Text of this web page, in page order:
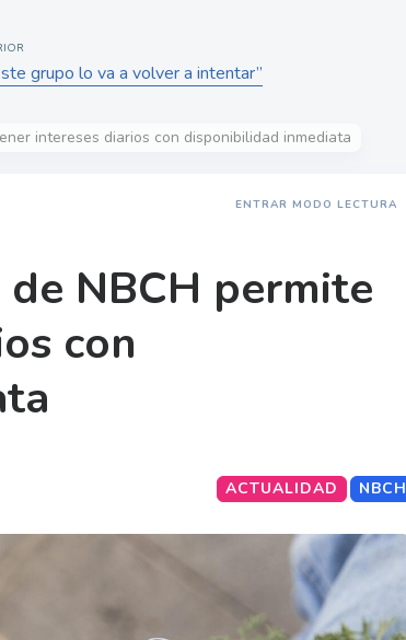
grupo lo va a volver a intentar”
intereses diarios con disponibilidad inmediata
ENTRAR MODO LECTURA
NBCH permite
con
NBCH
ACTUALIDAD